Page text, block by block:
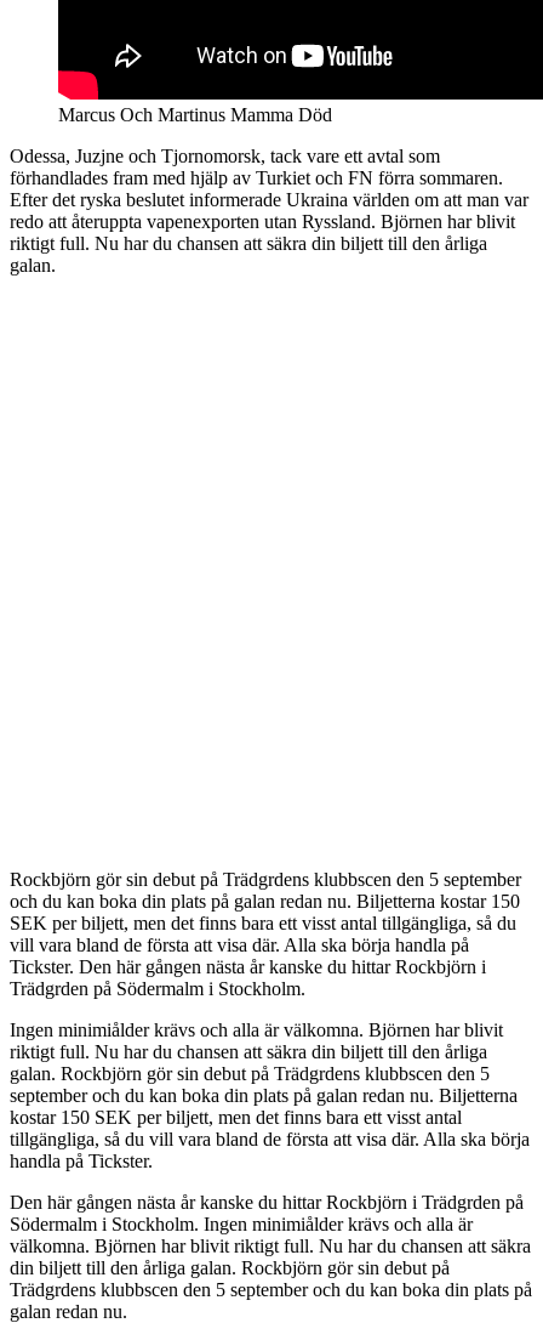
Marcus Och Martinus Mamma Död
Odessa, Juzjne och Tjornomorsk, tack vare ett avtal som
förhandlades fram med hjälp av Turkiet och FN förra sommaren.
Efter det ryska beslutet informerade Ukraina världen om att man var
redo att återuppta vapenexporten utan Ryssland. Björnen har blivit
riktigt full. Nu har du chansen att säkra din biljett till den årliga
galan.
Rockbjörn gör sin debut på Trädgrdens klubbscen den 5 september
och du kan boka din plats på galan redan nu. Biljetterna kostar 150
SEK per biljett, men det finns bara ett visst antal tillgängliga, så du
vill vara bland de första att visa där. Alla ska börja handla på
Tickster. Den här gången nästa år kanske du hittar Rockbjörn i
Trädgrden på Södermalm i Stockholm.
Ingen minimiålder krävs och alla är välkomna. Björnen har blivit
riktigt full. Nu har du chansen att säkra din biljett till den årliga
galan. Rockbjörn gör sin debut på Trädgrdens klubbscen den 5
september och du kan boka din plats på galan redan nu. Biljetterna
kostar 150 SEK per biljett, men det finns bara ett visst antal
tillgängliga, så du vill vara bland de första att visa där. Alla ska börja
handla på Tickster.
Den här gången nästa år kanske du hittar Rockbjörn i Trädgrden på
Södermalm i Stockholm. Ingen minimiålder krävs och alla är
välkomna. Björnen har blivit riktigt full. Nu har du chansen att säkra
din biljett till den årliga galan. Rockbjörn gör sin debut på
Trädgrdens klubbscen den 5 september och du kan boka din plats på
galan redan nu.